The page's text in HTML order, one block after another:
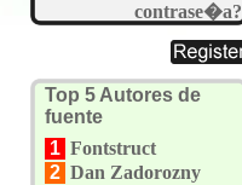
contrase�a?
Top 5 Autores de
fuente
1 Fontstruct
2 Dan Zadorozny